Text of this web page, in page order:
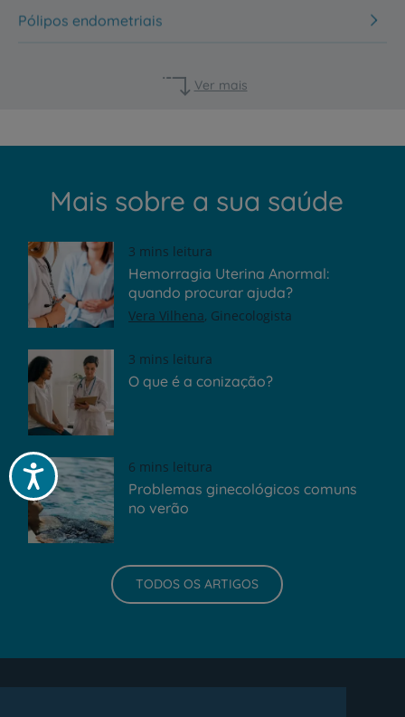
Acessibilidade
Pólipos endometriais
Mais sobre a sua saúde
3 mins leitura
Hemorragia Uterina Anormal:
quando procurar ajuda?
Vera Vilhena Ginecologista
3 mins leitura
O que é a conização?
6 mins leitura
Problemas ginecológicos comuns
no verão
TODOS OS ARTIGOS